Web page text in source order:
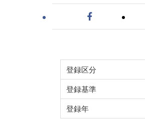
登録区分
登録基準
登録年